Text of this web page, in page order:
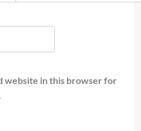
website in this browser for